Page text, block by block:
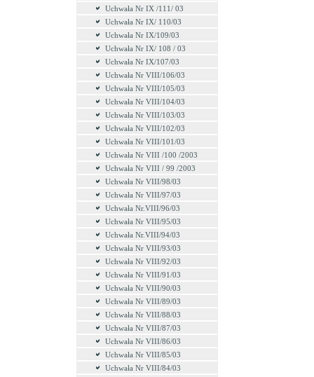
Uchwała Nr IX /111/ 03
Uchwała Nr IX/ 110/03
Uchwała Nr IX/109/03
Uchwała Nr IX/ 108 / 03
Uchwała Nr IX/107/03
Uchwała Nr VIII/106/03
Uchwała Nr VIII/105/03
Uchwała Nr VIII/104/03
Uchwała Nr VIII/103/03
Uchwała Nr VIII/102/03
Uchwała Nr VIII/101/03
Uchwała Nr VIII /100 /2003
Uchwała Nr VIII / 99 /2003
Uchwała Nr VIII/98/03
Uchwała Nr VIII/97/03
Uchwała Nr.VIII/96/03
Uchwała Nr VIII/95/03
Uchwała Nr.VIII/94/03
Uchwała Nr VIII/93/03
Uchwała Nr VIII/92/03
Uchwała Nr VIII/91/03
Uchwała Nr VIII/90/03
Uchwała Nr VIII/89/03
Uchwała Nr VIII/88/03
Uchwała Nr VIII/87/03
Uchwała Nr VIII/86/03
Uchwała Nr VIII/85/03
Uchwała Nr VIII/84/03